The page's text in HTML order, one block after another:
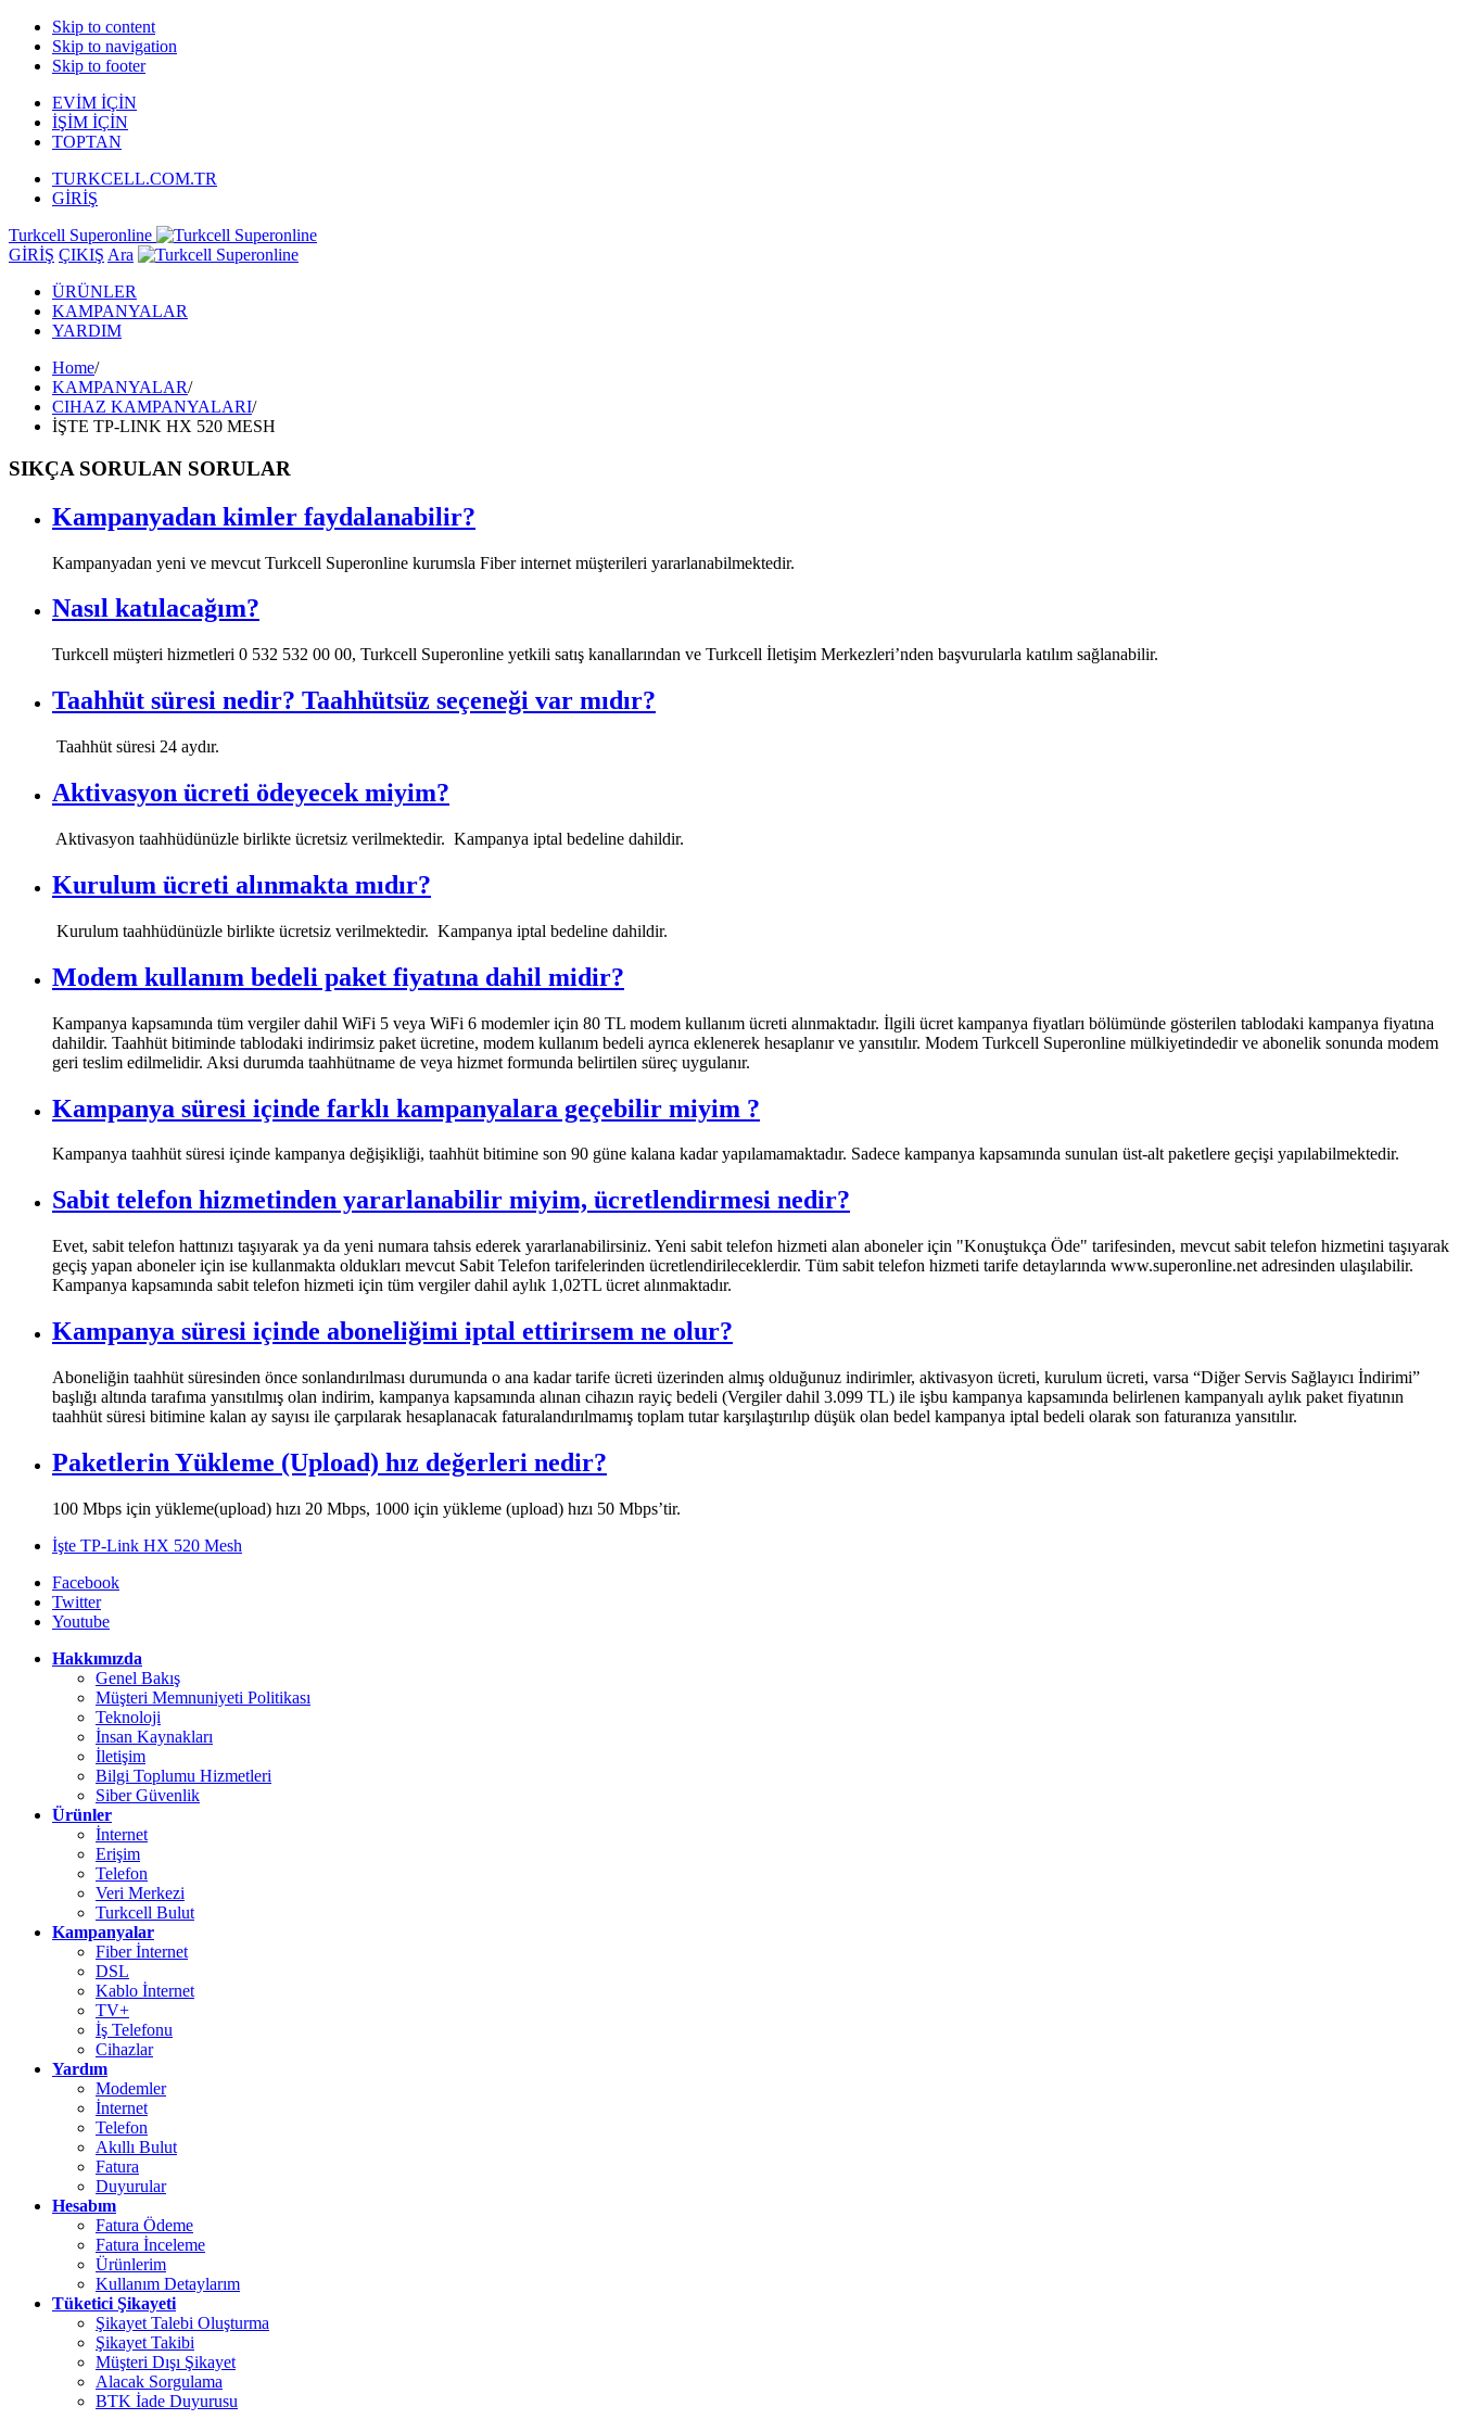
Skip to content
Skip to navigation
Skip to footer
EVİM İÇİN
İŞİM İÇİN
TOPTAN
TURKCELL.COM.TR
GİRİŞ
Turkcell Superonline
GİRİŞ ÇIKIŞ Ara
ÜRÜNLER
KAMPANYALAR
YARDIM
Home/
KAMPANYALAR/
CIHAZ KAMPANYALARI/
İŞTE TP-LINK HX 520 MESH
SIKÇA SORULAN SORULAR
Kampanyadan kimler faydalanabilir?
​Kampanyadan yeni ve mevcut Turkcell Superonline kurumsla Fiber internet müşterileri yararlanabilmektedir.​​
Nasıl katılacağım?
​​​​Turkcell müşteri hizmetleri 0 532 532 00 00, Turkcell Superonline yetkili satış kanallarından ve Turkcell İletişim Merkezleri’nden başvurularla katılım sağlanabilir. ​​
Taahhüt süresi nedir? Taahhütsüz seçeneği var mıdır?
​ Taahhüt süresi 24 aydır. ​​​​​
Aktivasyon ücreti ödeyecek miyim?
​​ Aktivasyon taahhüdünüzle birlikte ücretsiz verilmektedir. Kampanya iptal bedeline dahildir.​​​​
Kurulum ücreti alınmakta mıdır?
​​ Kurulum taahhüdünüzle birlikte ücretsiz verilmektedir. Kampanya iptal bedeline dahildir.​​​​​
Modem kullanım bedeli paket fiyatına dahil midir?
​​​​​Kampanya kapsamında tüm vergiler dahil WiFi 5 veya WiFi 6 modemler için 80 TL modem kullanım ücreti alınmaktadır. İlgili ücret kampanya fiyatları bölümünde gösterilen tablodaki kampanya fiyatına
dahildir. Taahhüt bitiminde tablodaki indirimsiz paket ücretine, modem kullanım bedeli ayrıca eklenerek hesaplanır ve yansıtılır. ​Modem Turkcell Superonline mülkiyetindedir ve abonelik sonunda modem
geri teslim edilmelidir. Aksi durumda taahhütname de veya hizmet formunda belirtilen süreç uygulanır.​​​​​
Kampanya süresi içinde farklı kampanyalara geçebilir miyim ?
​Kampanya taahhüt süresi içinde kampanya değişikliği, taahhüt bitimine son 90 güne kalana kadar yapılamamaktadır. Sadece kampanya kapsamında sunulan üst-alt paketlere geçişi yapılabilmektedir.​​
Sabit telefon hizmetinden yararlanabilir miyim, ücretlendirmesi nedir?
​Evet, sabit telefon hattınızı taşıyarak ya da yeni numara tahsis ederek yararlanabilirsiniz. Yeni sabit telefon hizmeti alan aboneler için "Konuştukça Öde" tarifesinden, mevcut sabit telefon hizmetini taşıyarak
geçiş yapan aboneler için ise kullanmakta oldukları mevcut Sabit Telefon tarifelerinden ücretlendirileceklerdir. Tüm sabit telefon hizmeti tarife detaylarında www.superonline.net adresinden ulaşılabilir.
Kampanya kapsamında sabit telefon hizmeti için tüm vergiler dahil aylık 1,02TL ücret alınmaktadır.​​
Kampanya süresi içinde aboneliğimi iptal ettirirsem ne olur?
​​​​​​Aboneliğin taahhüt süresinden önce sonlandırılması durumunda o ana kadar tarife ücreti üzerinden almış olduğunuz indirimler, aktivasyon ücreti, kurulum ücreti, varsa “Diğer Servis Sağlayıcı İndirimi”
başlığı altında tarafıma yansıtılmış olan indirim, kampanya kapsamında alınan cihazın rayiç bedeli (Vergiler dahil 3.099 TL) ile işbu kampanya kapsamında belirlenen kampanyalı aylık paket fiyatının
taahhüt süresi bitimine kalan ay sayısı ile çarpılarak hesaplanacak faturalandırılmamış toplam tutar karşılaştırılıp düşük olan bedel kampanya iptal bedeli olarak son faturanıza yansıtılır. ​​
Paketlerin Yükleme (Upload) hız değerleri nedir?
100 Mbps için yükleme(upload) hızı 20 Mbps, 1000 için yükleme (upload) hızı 50 Mbps’tir.​​
İşte TP-Link HX 520 Mesh
Facebook
Twitter
Youtube
Hakkımızda
Genel Bakış
Müşteri Memnuniyeti Politikası
Teknoloji
İnsan Kaynakları
İletişim
Bilgi Toplumu Hizmetleri
Siber Güvenlik
Ürünler
İnternet
Erişim
Telefon
Veri Merkezi
Turkcell Bulut
Kampanyalar
Fiber İnternet
DSL
Kablo İnternet
TV+
İş Telefonu
Cihazlar
Yardım
Modemler
İnternet
Telefon
Akıllı Bulut
Fatura
Duyurular
Hesabım
Fatura Ödeme
Fatura İnceleme
Ürünlerim
Kullanım Detaylarım
Tüketici Şikayeti
Şikayet Talebi Oluşturma
Şikayet Takibi
Müşteri Dışı Şikayet
Alacak Sorgulama
BTK İade Duyurusu